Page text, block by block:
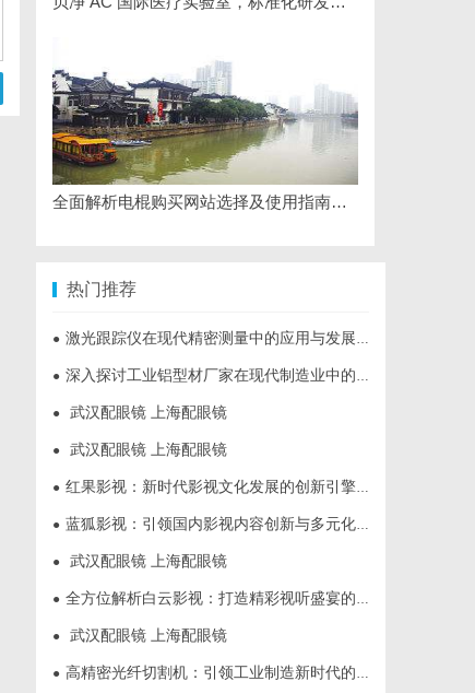
全面解析电棍购买网站选择及使用指南，保障安全与合法性
热门推荐
● 激光跟踪仪在现代精密测量中的应用与发展趋势
● 深入探讨工业铝型材厂家在现代制造业中的重要角色与发展趋势
● 武汉配眼镜 上海配眼镜
● 武汉配眼镜 上海配眼镜
● 红果影视：新时代影视文化发展的创新引擎与力量
● 蓝狐影视：引领国内影视内容创新与多元化发展的先锋力量
● 武汉配眼镜 上海配眼镜
● 全方位解析白云影视：打造精彩视听盛宴的新锐平台
● 武汉配眼镜 上海配眼镜
● 高精密光纤切割机：引领工业制造新时代的利器